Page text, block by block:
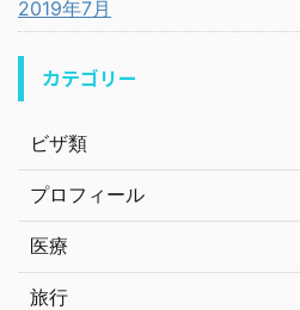
2019年7月
カテゴリー
ビザ類
プロフィール
医療
旅行